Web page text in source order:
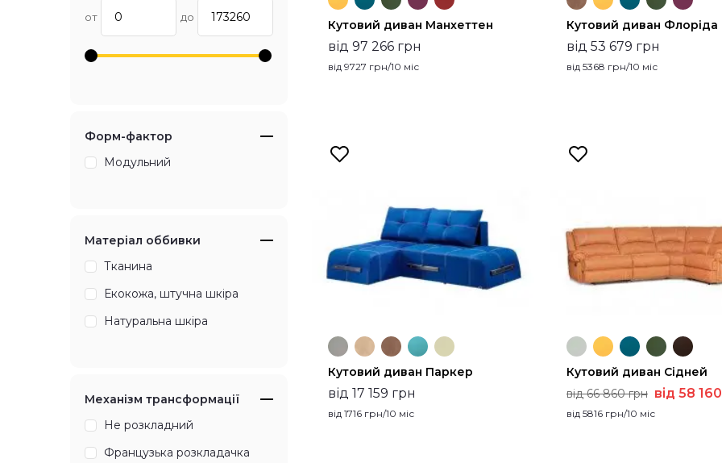
от до
Форм-фактор
Модульний
Матеріал оббивки
Тканина
Екокожа, штучна шкіра
Натуральна шкіра
Механізм трансформації
Не розкладний
Французька розкладачка
Кутовий диван Манхеттен
від 97 266 грн
від 9727 грн/10 міс
Кутовий диван Флоріда
від 53 679 грн
від 5368 грн/10 міс
Кутовий диван Паркер
від 17 159 грн
від 1716 грн/10 міс
Кутовий диван Сідней
від 66 860 грн від 58
від 5816грн/10 міс